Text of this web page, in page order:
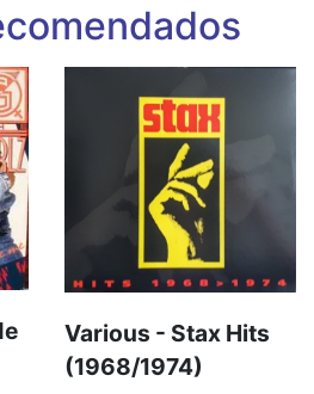
Various - Stax Hits
(1968/1974)